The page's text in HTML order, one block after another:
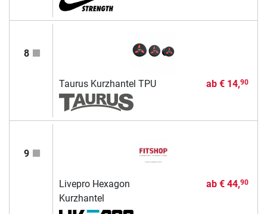
8
Taurus Kurzhantel TPU ab € 14,90
9
Livepro Hexagon
Kurzhantel
ab € 44,90